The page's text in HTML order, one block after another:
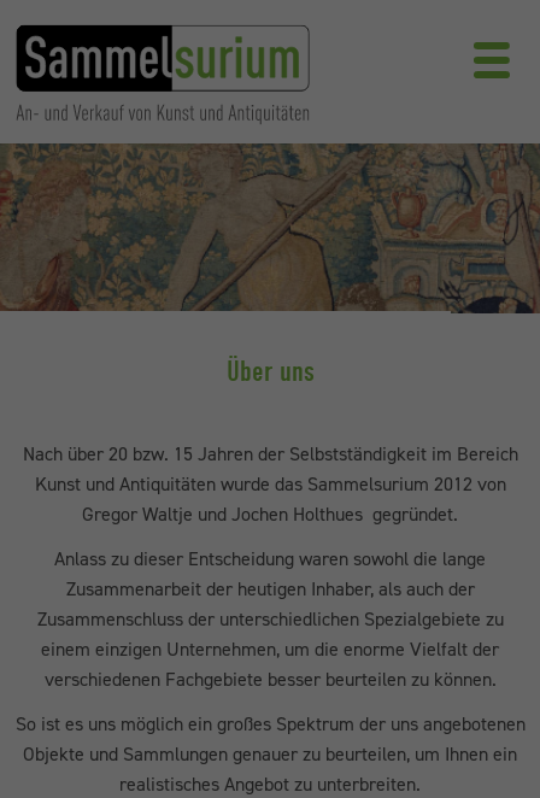
Über uns
Nach über 20 bzw. 15 Jahren der Selbstständigkeit im Bereich
Kunst und Antiquitäten wurde das Sammelsurium 2012 von
Gregor Waltje und Jochen Holthues gegründet.
Anlass zu dieser Entscheidung waren sowohl die lange
Zusammenarbeit der heutigen Inhaber, als auch der
Zusammenschluss der unterschiedlichen Spezialgebiete zu
einem einzigen Unternehmen, um die enorme Vielfalt der
verschiedenen Fachgebiete besser beurteilen zu können.
So ist es uns möglich ein großes Spektrum der uns angebotenen
Objekte und Sammlungen genauer zu beurteilen, um Ihnen ein
realistisches Angebot zu unterbreiten.